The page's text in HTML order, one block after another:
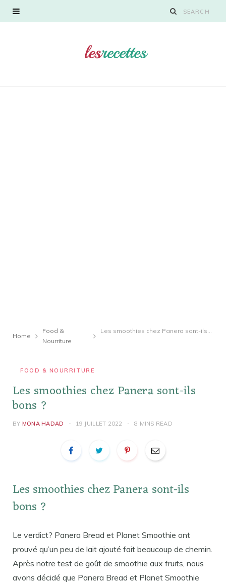
Home
Food &
Nourriture
Les smoothies chez Panera sont-ils bons ?
FOOD & NOURRITURE
Les smoothies chez Panera sont-ils
bons ?
BY MONA HADAD 19 JUILLET 2022 8 MINS READ
Les smoothies chez Panera sont-ils
bons ?
Le verdict? Panera Bread et Planet Smoothie ont
prouvé qu’un peu de lait ajouté fait beaucoup de chemin.
Après notre test de goût de smoothie aux fruits, nous
avons décidé que Panera Bread et Planet Smoothie